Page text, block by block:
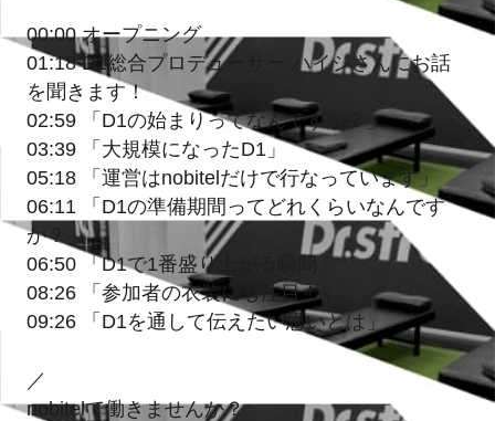
00:00 オープニング
01:18 D1総合プロデューサー ハイジさんにお話
を聞きます！
02:59 「D1の始まりってなんですか？」
03:39 「大規模になったD1」
05:18 「運営はnobitelだけで行なっています」
06:11 「D1の準備期間ってどれくらいなんです
か？」
06:50 「D1で1番盛り上がる瞬間」
08:26 「参加者の衣装にも注目！」
09:26 「D1を通して伝えたい思いとは」
／
nobitelで働きませんか？